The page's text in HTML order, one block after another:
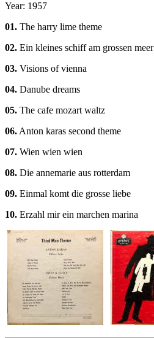
Year: 1957
01. The harry lime theme
02. Ein kleines schiff am grossen meer
03. Visions of vienna
04. Danube dreams
05. The cafe mozart waltz
06.Anton karas second theme
07. Wien wien wien
08. Die annemarie aus rotterdam
09. Einmal komt die grosse liebe
10. Erzahl mir ein marchen marina